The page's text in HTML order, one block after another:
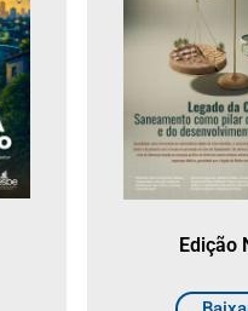
Edição